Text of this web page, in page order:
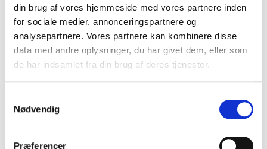
din brug af vores hjemmeside med vores partnere inden
for sociale medier, annonceringspartnere og
analysepartnere. Vores partnere kan kombinere disse
data med andre oplysninger, du har givet dem, eller som
de har indsamlet fra din brug af deres tjenester.
Nødvendig
Præferencer